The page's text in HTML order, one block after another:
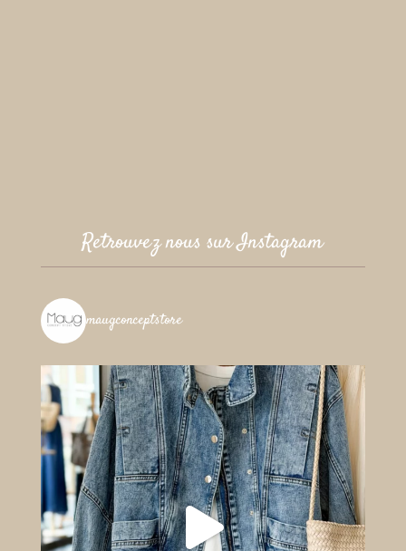
Retrouvez nous sur Instagram
maugconceptstore